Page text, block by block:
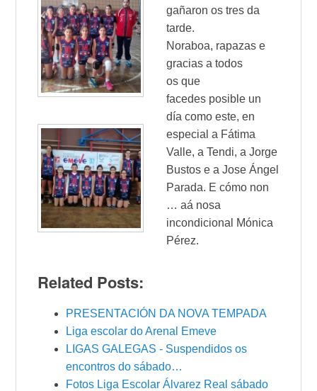
gañaron os tres da
tarde.
Noraboa, rapazas e
gracias a todos
os que
facedes posible un
día como este, en
especial a Fátima
Valle, a Tendi, a Jorge
Bustos e a Jose Ángel
Parada. E cómo non
… aá nosa
incondicional Mónica
Pérez.
Related Posts:
PRESENTACIÓN DA NOVA TEMPADA
Liga escolar do Arenal Emeve
LIGAS GALEGAS - Suspendidos os
encontros do sábado…
Fotos Liga Escolar Álvarez Real sábado